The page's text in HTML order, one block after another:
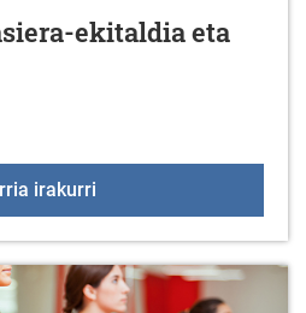
ekitaldia eta
irakurri